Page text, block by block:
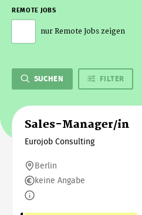
REMOTE JOBS
nur Remote Jobs zeigen
SUCHEN FILTER
Sales-Manager/in
Eurojob Consulting
Berlin
keine Angabe